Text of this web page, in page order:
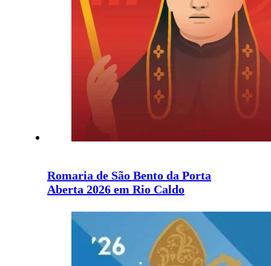
Romaria de São Bento da Porta
Aberta 2026 em Rio Caldo